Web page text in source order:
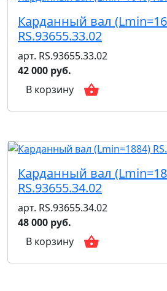
Карданный вал
RS.93655.33.02
арт. RS.93655.33.02
42 000 руб.
В корзину
Карданный вал
RS.93655.34.02
арт. RS.93655.34.02
48 000 руб.
В корзину